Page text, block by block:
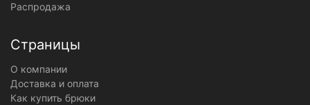
Распродажа
Страницы
О компании
Доставка и оплата
Как купить брюки